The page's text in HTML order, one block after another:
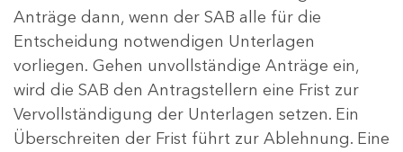
Anträge dann, wenn der SAB alle für die
Entscheidung notwendigen Unterlagen
vorliegen. Gehen unvollständige Anträge ein,
wird die SAB den Antragstellern eine Frist zur
Vervollständigung der Unterlagen setzen. Ein
Überschreiten der Frist führt zur Ablehnung. Eine